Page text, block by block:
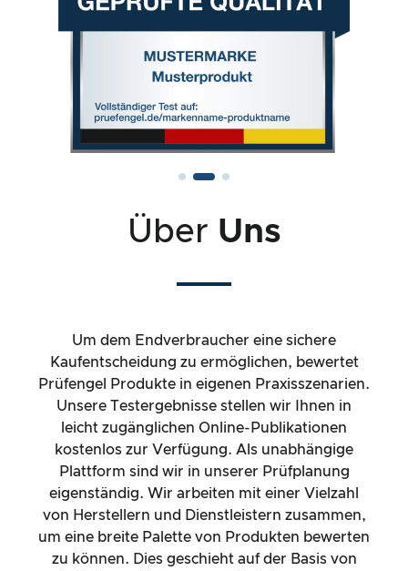
Über Uns
Um dem Endverbraucher eine sichere
Kaufentscheidung zu ermöglichen, bewertet
Prüfengel Produkte in eigenen Praxisszenarien.
Unsere Testergebnisse stellen wir Ihnen in
leicht zugänglichen Online-Publikationen
kostenlos zur Verfügung. Als unabhängige
Plattform sind wir in unserer Prüfplanung
eigenständig. Wir arbeiten mit einer Vielzahl
von Herstellern und Dienstleistern zusammen,
um eine breite Palette von Produkten bewerten
zu können. Dies geschieht auf der Basis von